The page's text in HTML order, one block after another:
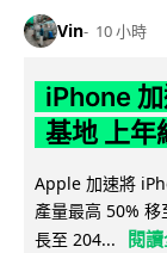
Vin 10 小時
iPhone
基地 上
Apple 加速將
產量最高 50%
長至 204...
閱